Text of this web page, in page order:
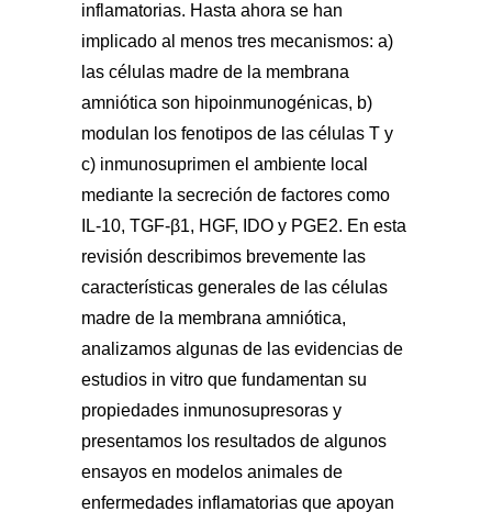
inflamatorias. Hasta ahora se han
implicado al menos tres mecanismos: a)
las células madre de la membrana
amniótica son hipoinmunogénicas, b)
modulan los fenotipos de las células T y
c) inmunosuprimen el ambiente local
mediante la secreción de factores como
IL-10, TGF-β1, HGF, IDO y PGE2. En esta
revisión describimos brevemente las
características generales de las células
madre de la membrana amniótica,
analizamos algunas de las evidencias de
estudios in vitro que fundamentan su
propiedades inmunosupresoras y
presentamos los resultados de algunos
ensayos en modelos animales de
enfermedades inflamatorias que apoyan